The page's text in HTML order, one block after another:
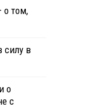
том,
силу в
о
с